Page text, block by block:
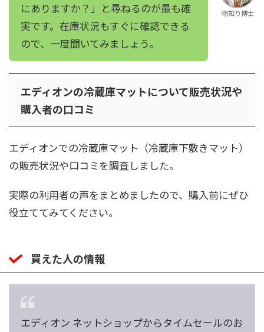
にありますか？」と尋ねるのが最も確
実です。在庫状況もすぐに確認できる
ので、一度聞いてみましょう。
物知り博士
エディオンの冷蔵庫マットについて販売状況や
購入者の口コミ
エディオンでの冷蔵庫マット（冷蔵庫下敷きマット）
の販売状況や口コミを調査しました。
実際の利用者の声をまとめましたので、購入前にぜひ
役立ててみてください。
買えた人の情報
エディオン ネットショップからタイムセールのお